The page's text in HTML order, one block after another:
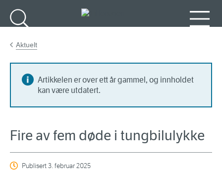
Aktuelt
Artikkelen er over ett år gammel, og innholdet
kan være utdatert.
Fire av fem døde i tungbilulykke
Publisert3. februar 2025